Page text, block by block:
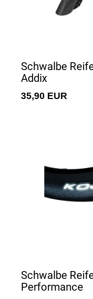
Schwalbe
Addix
35,90 EUR
Schwalbe
Performance